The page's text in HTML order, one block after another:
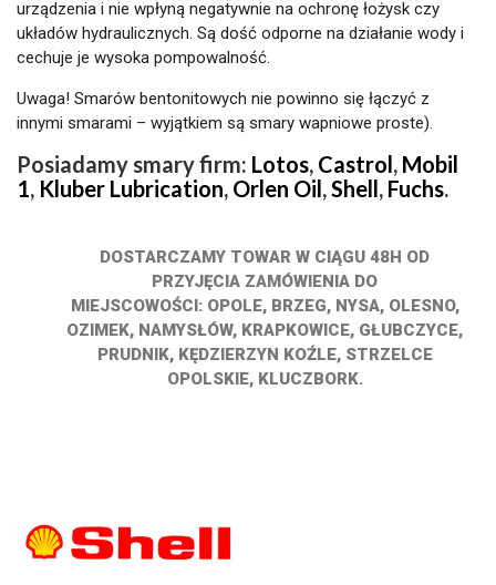
urządzenia i nie wpłyną negatywnie na ochronę łożysk czy
układów hydraulicznych. Są dość odporne na działanie wody i
cechuje je wysoka pompowalność.
Uwaga! Smarów bentonitowych nie powinno się łączyć z
innymi smarami – wyjątkiem są smary wapniowe proste).
Posiadamy smary firm: Lotos, Castrol, Mobil
1, Kluber Lubrication, Orlen Oil,Shell, Fuchs.
DOSTARCZAMY TOWAR W CIĄGU 48H OD
PRZYJĘCIA ZAMÓWIENIA DO
MIEJSCOWOŚCI: OPOLE, BRZEG, NYSA, OLESNO,
OZIMEK, NAMYSŁÓW, KRAPKOWICE, GŁUBCZYCE,
PRUDNIK, KĘDZIERZYN KOŹLE, STRZELCE
OPOLSKIE, KLUCZBORK.